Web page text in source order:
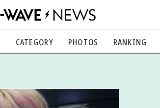
CATEGORY
映画、芸能、舞台、スポーツなど
PHOTOS RANKING